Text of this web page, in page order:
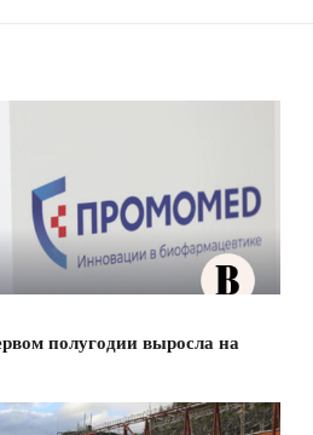
полугодии выросла на